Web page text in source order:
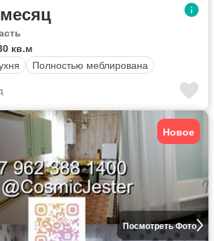
кв.м
Полностью меблирована
Посмотреть Фото
Новое